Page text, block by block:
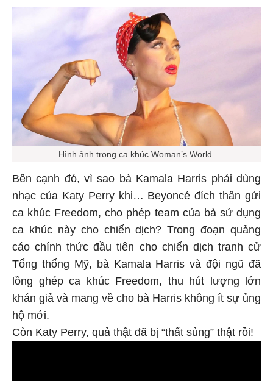
Hình ảnh trong ca khúc Woman’s World.
Bên cạnh đó, vì sao bà Kamala Harris phải dùng
nhạc của Katy Perry khi… Beyoncé đích thân gửi
ca khúc Freedom, cho phép team của bà sử dụng
ca khúc này cho chiến dịch? Trong đoạn quảng
cáo chính thức đầu tiên cho chiến dịch tranh cử
Tổng thống Mỹ, bà Kamala Harris và đội ngũ đã
lồng ghép ca khúc Freedom, thu hút lượng lớn
khán giả và mang về cho bà Harris không ít sự ủng
hộ mới.
Còn Katy Perry, quả thật đã bị “thất sủng” thật rồi!